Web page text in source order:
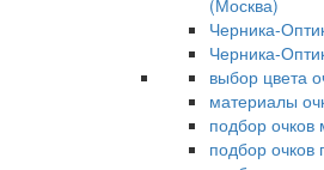
(Москва)
Черника-
Черника-
выбор цвета
материалы
подбор очков
подбор